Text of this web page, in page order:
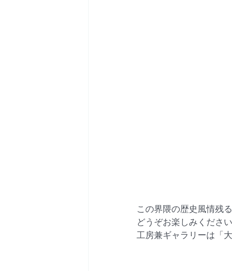
この界隈の歴史風情残
どうぞお楽しみください
工房兼ギャラリーは「